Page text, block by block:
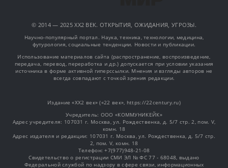
© 2014 — 2025 XX2 ВЕК. ОТКРЫТИЯ, ОЖИДАНИЯ, УГРОЗЫ.
Научно-популярный портал. Наука, техника, технологии, медицина,
футурология, социальные тенденции. Новости и публикации.
Использование материалов сайта (распространение, воспроизведение,
передача, перевод, переработка и др.) допускается при условии указания
источника в форме активной гиперссылки. Мнения и взгляды авторов не
всегда совпадают с точкой зрения редакции.
Издание «XX2 век» («22 век», https://22century.ru)
Учредитель: OOO «КОММУНИКЕЙК»
Адрес учредителя: 107031 г. Москва, ул. Рождественка, д. 5/7 стр. 2, пом. V,
комн. 18
Адрес издателя и редакции: 107031 г. Москва, ул. Рождественка, д. 5/7 стр.
2, пом. V, комн. 18
Телефон: +7(977)948-21-08
Свидетельство о регистрации СМИ ЭЛ № ФС 77 - 68048, выдано
Федеральной службой по надзору в сфере связи, информационных